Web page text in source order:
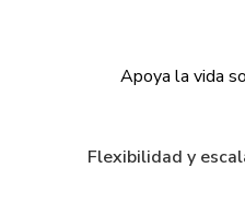
Apoya la vida
Flexibilidad y